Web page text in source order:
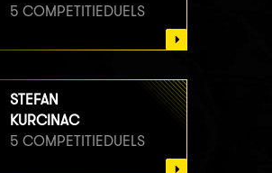
5 COMPETITIEDUELS
STEFAN
KURCINAC
5 COMPETITIEDUELS